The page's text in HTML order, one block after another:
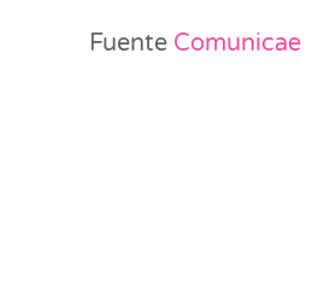
Fuente Comunicae